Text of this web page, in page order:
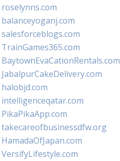
roselynns.com
balanceyoganj.com
salesforceblogs.com
TrainGames365.com
BaytownEvaCationRentals.com
JabalpurCakeDelivery.com
halobjd.com
intelligenceqatar.com
PikaPikaApp.com
takecareofbusinessdfw.org
HamadaOfJapan.com
VersifyLifestyle.com